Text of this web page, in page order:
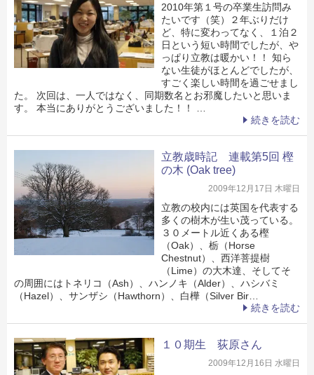
2010年第１号の卒業生訪問み
たいです（笑）２年ぶりだけ
ど、特に変わってなく、１泊２
日という短い時間でしたが、や
っぱり立教は暖かい！！ 知ら
ない生徒がほとんどでしたが、
すごく楽しい時間を過ごせまし
た。 次回は、一人ではなく、同期数名とお邪魔したいと思いま
す。 本当にありがとうございました！！ …
続きを読む
立教歳時記 連載第5回 樫
の木 (Oak tree)
2009年12月17日 木曜日
立教の校内には英国を代表する
多くの樹木が生い茂っている。
３０メートル近くある樫
（Oak）、栃（Horse
Chestnut）、西洋菩提樹
（Lime）の大木達、そしてそ
の周囲にはトネリコ（Ash）、ハンノキ（Alder）、ハシバミ
（Hazel）、サンザシ（Hawthorn）、白樺（Silver Bir…
続きを読む
１０期生 荻原さん
2009年12月16日 水曜日